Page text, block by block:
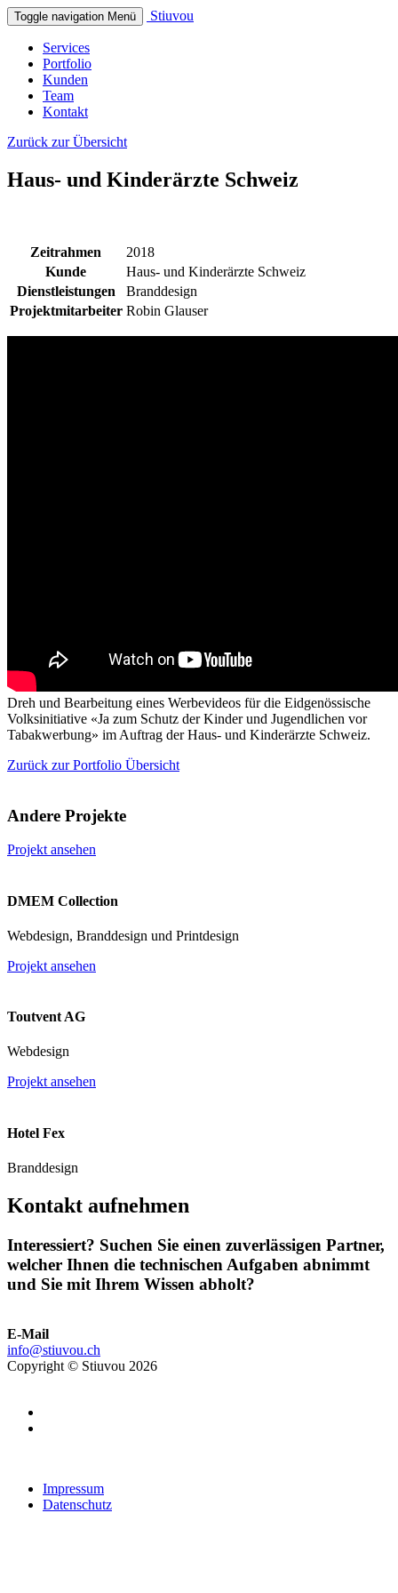
Toggle navigation Menü Stiuvou
Services
Portfolio
Kunden
Team
Kontakt
Zurück zur Übersicht
Haus- und Kinderärzte Schweiz
Zeitrahmen
2018
Kunde
Haus- und Kinderärzte Schweiz
Dienstleistungen
Branddesign
Projektmitarbeiter Robin Glauser
Dreh und Bearbeitung eines Werbevideos für die Eidgenössische
Volksinitiative «Ja zum Schutz der Kinder und Jugendlichen vor
Tabakwerbung» im Auftrag der Haus- und Kinderärzte Schweiz.
Zurück zur Portfolio Übersicht
Andere Projekte
Projekt ansehen
DMEM Collection
Webdesign, Branddesign und Printdesign
Projekt ansehen
Toutvent AG
Webdesign
Projekt ansehen
Hotel Fex
Branddesign
Kontakt aufnehmen
Interessiert? Suchen Sie einen zuverlässigen Partner,
welcher Ihnen die technischen Aufgaben abnimmt
und Sie mit Ihrem Wissen abholt?
E-Mail
info@stiuvou.ch
Copyright © Stiuvou 2026
Impressum
Datenschutz